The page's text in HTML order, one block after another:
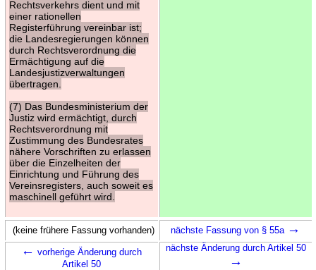
Rechtsverkehrs dient und mit
einer rationellen
Registerführung vereinbar ist;
die Landesregierungen können
durch Rechtsverordnung die
Ermächtigung auf die
Landesjustizverwaltungen
übertragen.
(7) Das Bundesministerium der
Justiz wird ermächtigt, durch
Rechtsverordnung mit
Zustimmung des Bundesrates
nähere Vorschriften zu erlassen
über die Einzelheiten der
Einrichtung und Führung des
Vereinsregisters, auch soweit es
maschinell geführt wird.
(keine frühere Fassung vorhanden) nächste Fassung von § 55a →
← vorherige Änderung durch
Artikel 50
nächste Änderung durch Artikel 50
→